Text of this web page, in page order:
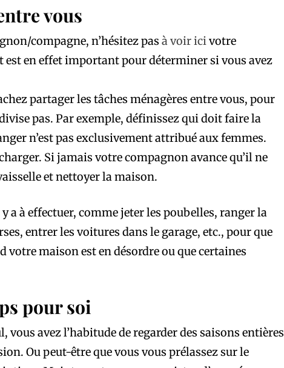
vous
compagne, n’hésitez pas à voir icivotre
est en effet important pour déterminer si vous avez
partager les tâches ménagères entre vous, pour
pas. Par exemple, définissez qui doit faire la
n’est pas exclusivement attribué aux femmes.
Si jamais votre compagnon avance qu’il ne
et nettoyer la maison.
a à effectuer, comme jeter les poubelles, ranger la
entrer les voitures dans le garage, etc., pour que
votre maison est en désordre ou que certaines
pour soi
vous avez l’habitude de regarder des saisons entières
Ou peut-être que vous vous prélassez sur le